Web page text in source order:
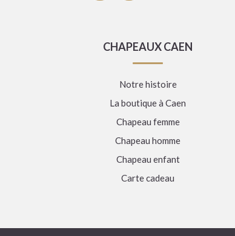
CHAPEAUX CAEN
Notre histoire
La boutique à Caen
Chapeau femme
Chapeau homme
Chapeau enfant
Carte cadeau